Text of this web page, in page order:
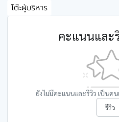
โต๊ะผู้บริหาร
คะแนนและ
ยังไม่มีคะแนนและรีวิว เป็นค
รีวิว